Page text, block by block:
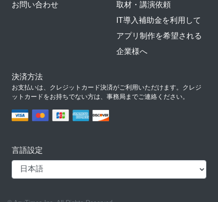
お問い合わせ
取材・講演依頼
IT導入補助金を利用して
アプリ制作を希望される
企業様へ
決済方法
お支払いは、クレジットカード決済がご利用いただけます。クレジ
ットカードをお持ちでない方は、事務局までご連絡ください。
言語設定